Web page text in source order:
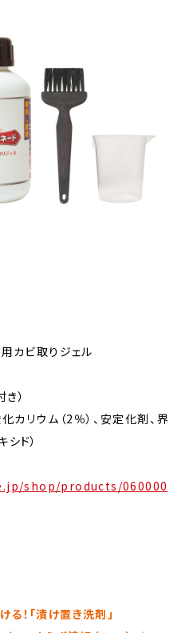
カビ取りジェル
）
カリウム（2％）、安定化剤、界
ド）
shop/products/060000
！「漬け置き洗剤」